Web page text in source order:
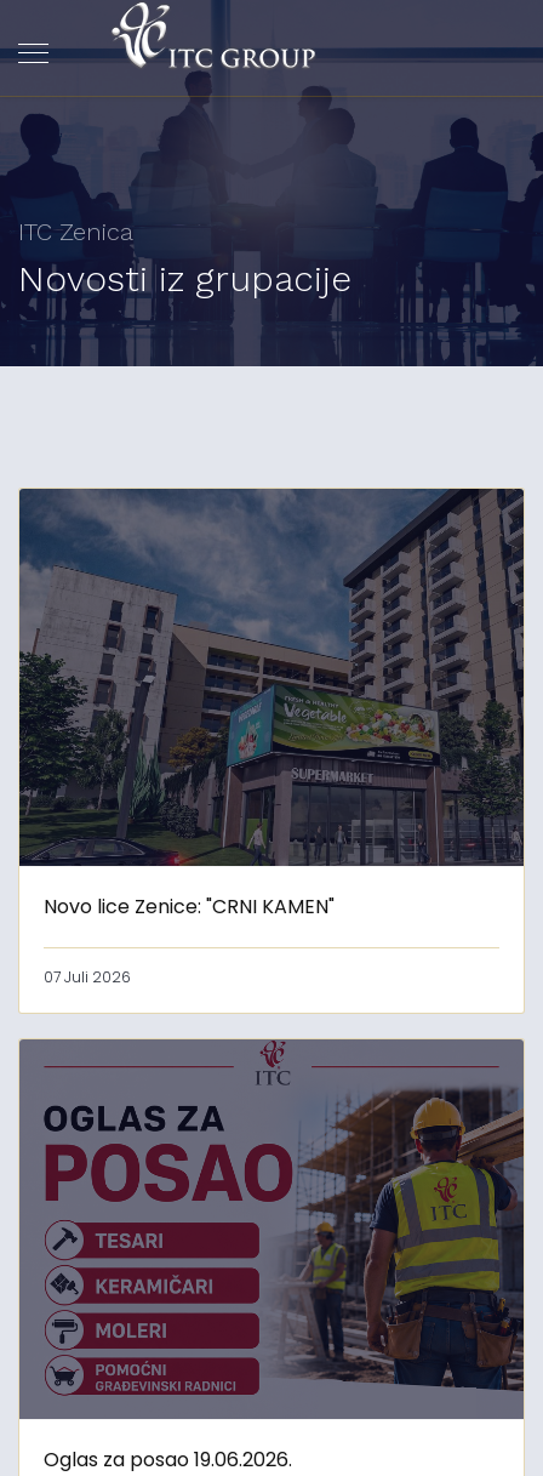
ITC Zenica
Novosti iz grupacije
Novo lice Zenice: "CRNI KAMEN"
07 Juli 2026
Oglas za posao 19.06.2026.